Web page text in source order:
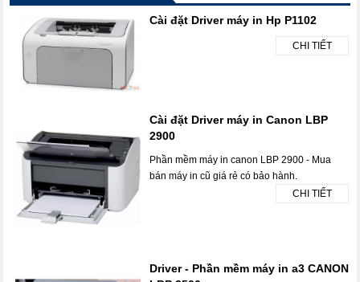
Cài đặt Driver máy in Hp P1102
CHI TIẾT
Cài đặt Driver máy in Canon LBP
2900
Phần mềm máy in canon LBP 2900 - Mua
bán máy in cũ giá rẻ có bảo hành.
CHI TIẾT
Driver - Phần mềm máy in a3 CANON